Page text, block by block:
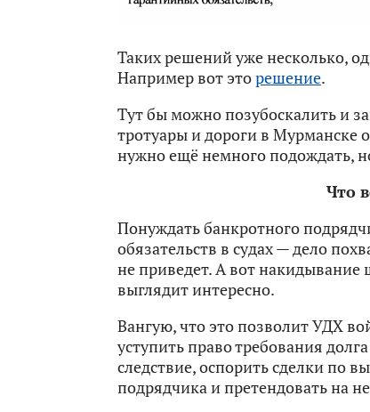
Таких решений уже несколько,
Например вот эторешение.
Тут бы можно позубоскалить и
тротуары и дороги в Мурманске
нужно ещё немного подождать,
Что
Понуждать банкротного
обязательств в судах — дело
не приведет. А вот
выглядит интересно.
Вангую, что это позволит УДХ
уступить право требования
следствие, оспорить сделки по
подрядчика и претендовать на